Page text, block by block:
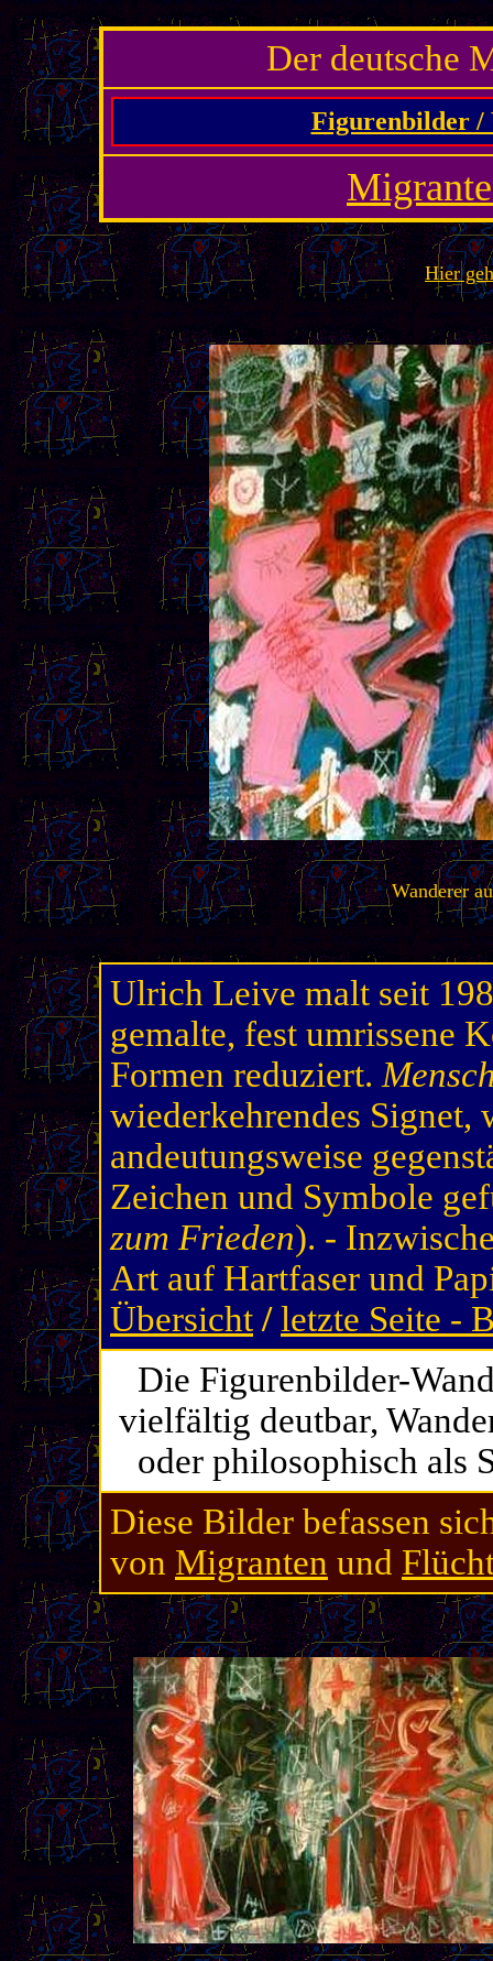
.
Der deutsche
Figurenbilder /
Hier
Wanderer
Ulrich Leive malt seit
gemalte, fest umrissene
Formen reduziert.
wiederkehrendes Signet,
andeutungsweise
Zeichen und Symbole
zum Frieden). -
Art auf Hartfaser und
Übersicht / letzte Seite -
Die Figurenbilder-
vielfältig deutbar,
oder philosophisch als
Diese Bilder befassen
von Migranten und